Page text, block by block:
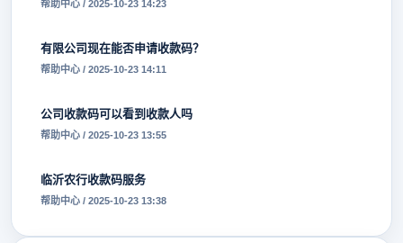
帮助中心 / 2025-10-23 14:23
有限公司现在能否申请收款码？
帮助中心 / 2025-10-23 14:11
公司收款码可以看到收款人吗
帮助中心 / 2025-10-23 13:55
临沂农行收款码服务
帮助中心 / 2025-10-23 13:38